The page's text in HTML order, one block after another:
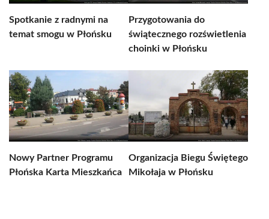
Spotkanie z radnymi na
temat smogu w Płońsku
Przygotowania do
świątecznego rozświetlenia
choinki w Płońsku
Nowy Partner Programu
Płońska Karta Mieszkańca
Organizacja Biegu Świętego
Mikołaja w Płońsku